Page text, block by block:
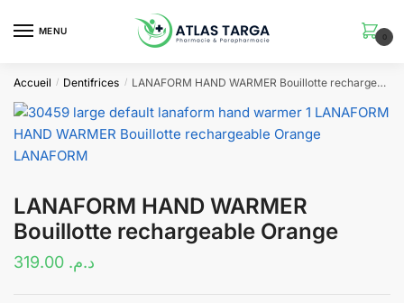
MENU
0
Accueil / Dentifrices / LANAFORM HAND WARMER Bouillotte rechargeable Orange
LANAFORM HAND WARMER
Bouillotte rechargeable Orange
د.م.